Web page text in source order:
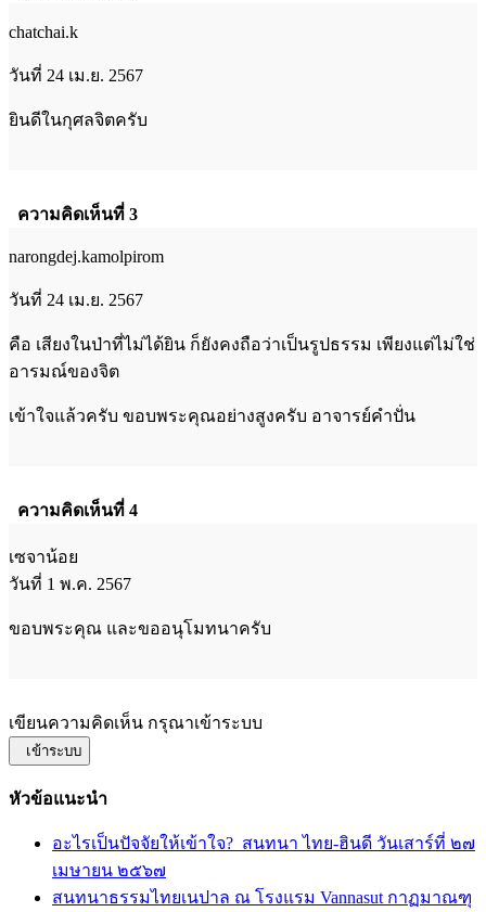
chatchai.k
วันที่ 24 เม.ย. 2567
ยินดีในกุศลจิตครับ
ความคิดเห็นที่ 3
narongdej.kamolpirom
วันที่ 24 เม.ย. 2567
คือ เสียงในป่าที่ไม่ได้ยิน ก็ยังคงถือว่าเป็นรูปธรรม เพียงแต่ไม่ใช่
อารมณ์ของจิต
เข้าใจแล้วครับ ขอบพระคุณอย่างสูงครับ อาจารย์คำปั่น
ความคิดเห็นที่ 4
เซจาน้อย
วันที่ 1 พ.ค. 2567
ขอบพระคุณ และขออนุโมทนาครับ
เขียนความคิดเห็น กรุณาเข้าระบบ
เข้าระบบ
หัวข้อแนะนำ
อะไรเป็นปัจจัยให้เข้าใจ?_สนทนา ไทย-ฮินดี วันเสาร์ที่ ๒๗
เมษายน ๒๕๖๗
สนทนาธรรมไทยเนปาล ณ โรงแรม Vannasut กาฏมาณฑุ